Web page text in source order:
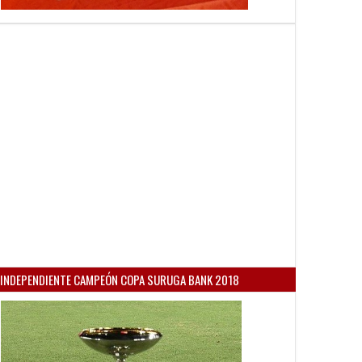
INDEPENDIENTE CAMPEÓN COPA SURUGA BANK 2018